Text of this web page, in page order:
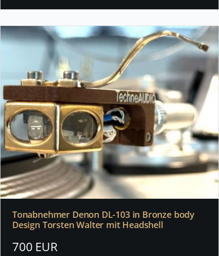
Tonabnehmer Denon DL-103 in Bronze body
Design Torsten Walter mit Headshell
700 EUR